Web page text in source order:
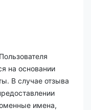
на основании
В случае отзыва
имена,